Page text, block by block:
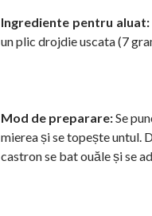
Ingrediente pentru aluat:
un plic drojdie uscata (7
Mod de preparare:Se
mierea și se topește untul.
castron se bat ouăle și se